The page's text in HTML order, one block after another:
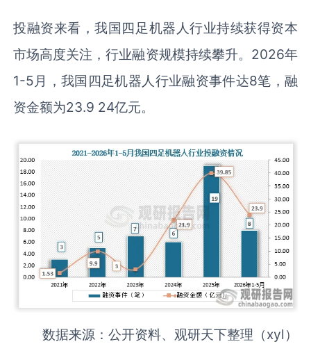
投融资来看，我国四足机器人行业持续获得资本
市场高度关注，行业融资规模持续攀升。2026年
1-5月，我国四足机器人行业融资事件达8笔，融
资金额为23.9 24亿元。
数据来源：公开资料、观研天下整理（xyl）